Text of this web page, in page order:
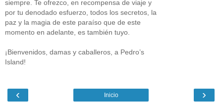
siempre. Te ofrezco, en recompensa de viaje y
por tu denodado esfuerzo, todos los secretos, la
paz y la magia de este paraíso que de este
momento en adelante, es también tuyo.
¡Bienvenidos, damas y caballeros, a Pedro’s
Island!
‹ ›
Inicio